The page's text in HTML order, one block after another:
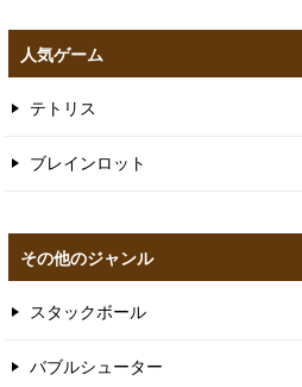
人気ゲーム
テトリス
ブレインロット
その他のジャンル
スタックボール
バブルシューター